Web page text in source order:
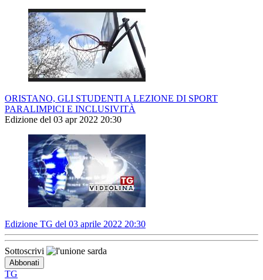
ORISTANO, GLI STUDENTI A LEZIONE DI SPORT
PARALIMPICI E INCLUSIVITÀ
Edizione del 03 apr 2022 20:30
Edizione TG del 03 aprile 2022 20:30
Sottoscrivi
TG